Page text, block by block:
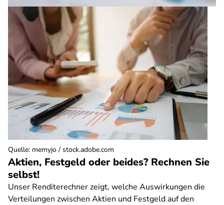
Aktien, Festgeld oder beides? Rechnen Sie
selbst!
Unser Renditerechner zeigt, welche Auswirkungen die
Verteilungen zwischen Aktien und Festgeld auf den
Quelle: memyjo / stock.adobe.com